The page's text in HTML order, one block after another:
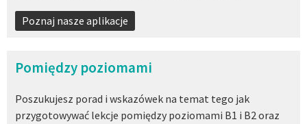
Poznaj nasze aplikacje
Pomiędzy poziomami
Poszukujesz porad i wskazówek na temat tego jak
przygotowywać lekcje pomiędzy poziomami B1 i B2 oraz